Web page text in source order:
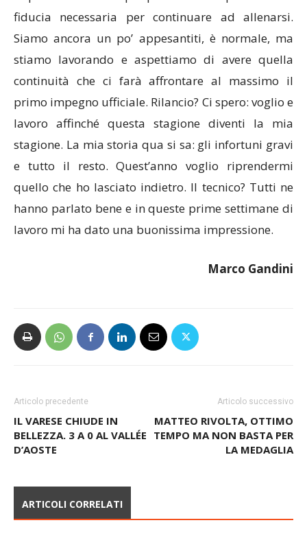
fiducia necessaria per continuare ad allenarsi.
Siamo ancora un po’ appesantiti, è normale, ma
stiamo lavorando e aspettiamo di avere quella
continuità che ci farà affrontare al massimo il
primo impegno ufficiale. Rilancio? Ci spero: voglio e
lavoro affinché questa stagione diventi la mia
stagione. La mia storia qua si sa: gli infortuni gravi
e tutto il resto. Quest’anno voglio riprendermi
quello che ho lasciato indietro. Il tecnico? Tutti ne
hanno parlato bene e in queste prime settimane di
lavoro mi ha dato una buonissima impressione.
Marco Gandini
Articolo precedente
IL VARESE CHIUDE IN
BELLEZZA. 3 A 0 AL VALLÉE
D’AOSTE
Articolo successivo
MATTEO RIVOLTA, OTTIMO
TEMPO MA NON BASTA PER
LA MEDAGLIA
ARTICOLI CORRELATI